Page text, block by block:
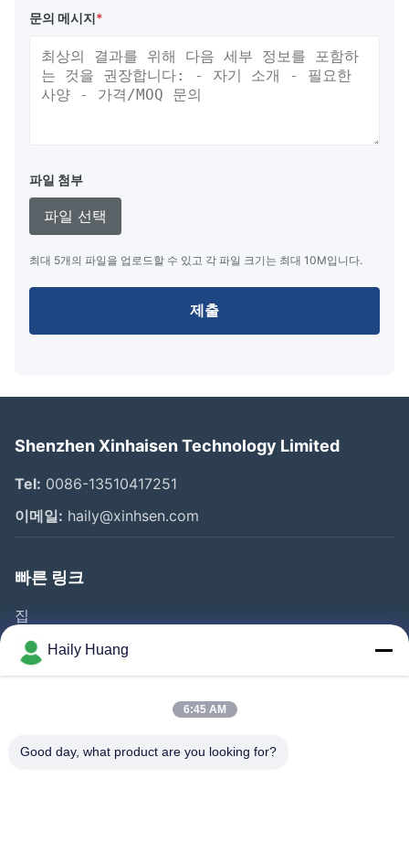
문의 메시지*
파일 첨부
파일 선택
최대 5개의 파일을 업로드할 수 있고 각 파일 크기는 최대 10M입니다.
제출
Shenzhen Xinhaisen Technology Limited
Tel: 0086-13510417251
이메일: haily@xinhsen.com
빠른 링크
집
제품 소개
동영상
공장 투어
Haily Huang
6:45 AM
Good day, what product are you looking for?